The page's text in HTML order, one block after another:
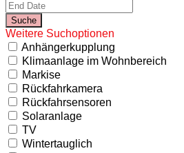
Weitere Suchoptionen
Anhängerkupplung
Klimaanlage im Wohnbereich
Markise
Rückfahrkamera
Rückfahrsensoren
Solaranlage
TV
Wintertauglich